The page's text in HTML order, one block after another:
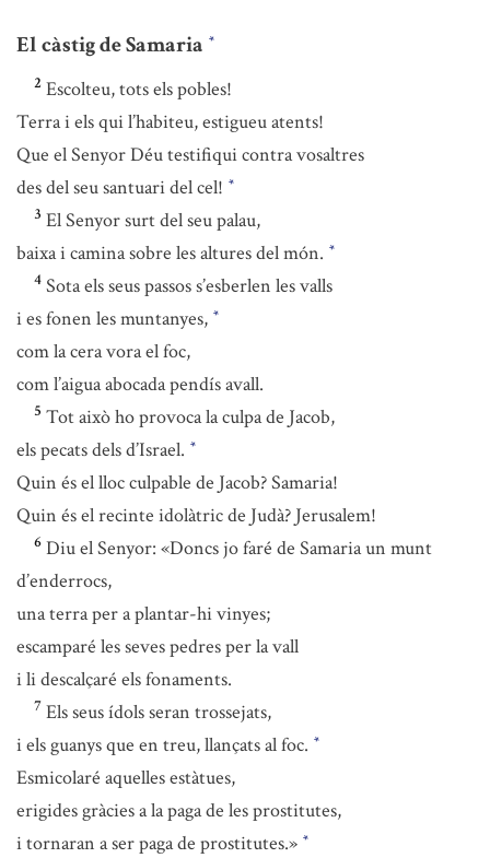
El càstig de Samaria *
2 Escolteu, tots els pobles!
Terra i els qui l’habiteu, estigueu atents!
Que el Senyor Déu testifiqui contra vosaltres
des del seu santuari del cel! *
3 El Senyor surt del seu palau,
baixa i camina sobre les altures del món. *
4 Sota els seus passos s’esberlen les valls
i es fonen les muntanyes, *
com la cera vora el foc,
com l’aigua abocada pendís avall.
5 Tot això ho provoca la culpa de Jacob,
els pecats dels d’Israel. *
Quin és el lloc culpable de Jacob? Samaria!
Quin és el recinte idolàtric de Judà? Jerusalem!
6 Diu el Senyor: «Doncs jo faré de Samaria un munt
d’enderrocs,
una terra per a plantar-hi vinyes;
escamparé les seves pedres per la vall
i li descalçaré els fonaments.
7 Els seus ídols seran trossejats,
i els guanys que en treu, llançats al foc. *
Esmicolaré aquelles estàtues,
erigides gràcies a la paga de les prostitutes,
i tornaran a ser paga de prostitutes.» *